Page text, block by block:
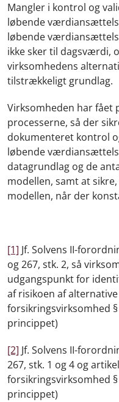
Mangler i kontrol og
løbende
løbende
ikke sker til dagsværdi,
virksomhedens
tilstrækkeligt grundlag.
Virksomheden har fået
processerne, så der
dokumenteret kontrol
løbende
datagrundlag og de
modellen, samt at
modellen, når der
[1] Jf. Solvens II-
og 267, stk. 2, så
udgangspunkt for
af risikoen af
forsikringsvirksomhed
princippet)
[2] Jf. Solvens II-
267, stk. 1 og 4 og
forsikringsvirksomhed
princippet)